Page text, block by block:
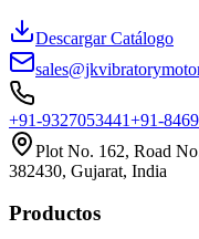
Descargar Catálogo
+91-9327053441+91-
Plot No. 162, Road
382430, Gujarat, India
Productos